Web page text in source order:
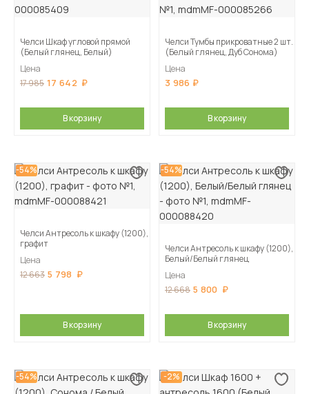
Челси Шкаф угловой прямой
(Белый глянец, Белый)
Цена
17 985 17 642
В корзину
Челси Тумбы прикроватные 2 шт.
(Белый глянец, Дуб Сонома)
Цена
3 986
В корзину
-54%
Челси Антресоль к шкафу (1200),
графит
Цена
12 663 5 798
В корзину
-54%
Челси Антресоль к шкафу (1200),
Белый/Белый глянец
Цена
12 668 5 800
В корзину
-54% -2%